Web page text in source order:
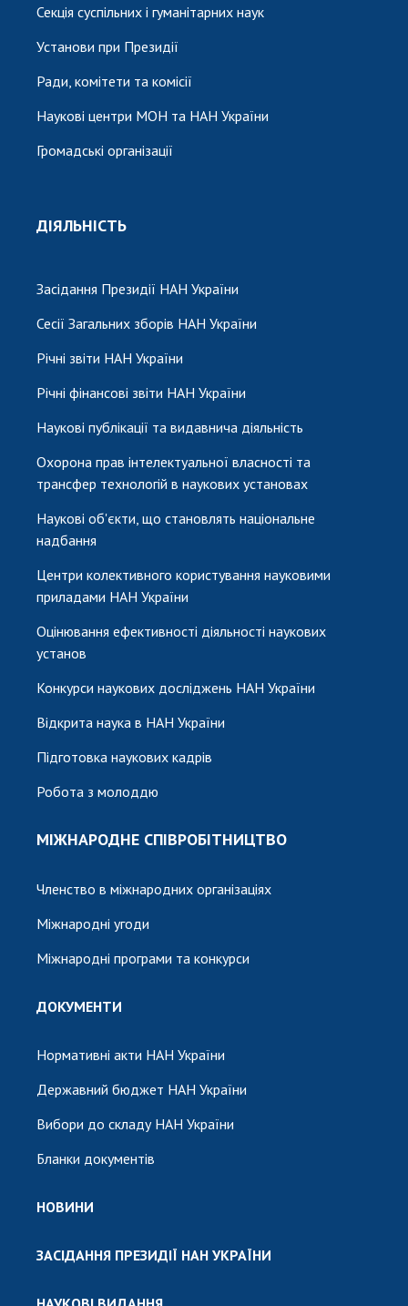
Секція суспільних і гуманітарних наук
Установи при Президії
Ради, комітети та комісії
Наукові центри МОН та НАН України
Громадські організації
ДІЯЛЬНІСТЬ
Засідання Президії НАН України
Сесії Загальних зборів НАН України
Річні звіти НАН України
Річні фінансові звіти НАН України
Наукові публікації та видавнича діяльність
Охорона прав інтелектуальної власності та
трансфер технологій в наукових установах
Наукові об'єкти, що становлять національне
надбання
Центри колективного користування науковими
приладами НАН України
Оцінювання ефективності діяльності наукових
установ
Конкурси наукових досліджень НАН України
Відкрита наука в НАН України
Підготовка наукових кадрів
Робота з молоддю
МІЖНАРОДНЕ СПІВРОБІТНИЦТВО
Членство в міжнародних організаціях
Міжнародні угоди
Міжнародні програми та конкурси
ДОКУМЕНТИ
Нормативні акти НАН України
Державний бюджет НАН України
Вибори до складу НАН України
Бланки документів
НОВИНИ
ЗАСІДАННЯ ПРЕЗИДІЇ НАН УКРАЇНИ